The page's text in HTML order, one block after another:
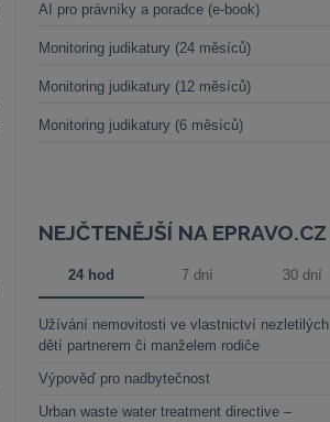
AI pro právníky a poradce (e-book)
Monitoring judikatury (24 měsíců)
Monitoring judikatury (12 měsíců)
Monitoring judikatury (6 měsíců)
NEJČTENĚJŠÍ NA EPRAVO.CZ
24 hod 7 dní 30 dní
Užívání nemovitosti ve vlastnictví nezletilých
dětí partnerem či manželem rodiče
Výpověď pro nadbytečnost
Urban waste water treatment directive –